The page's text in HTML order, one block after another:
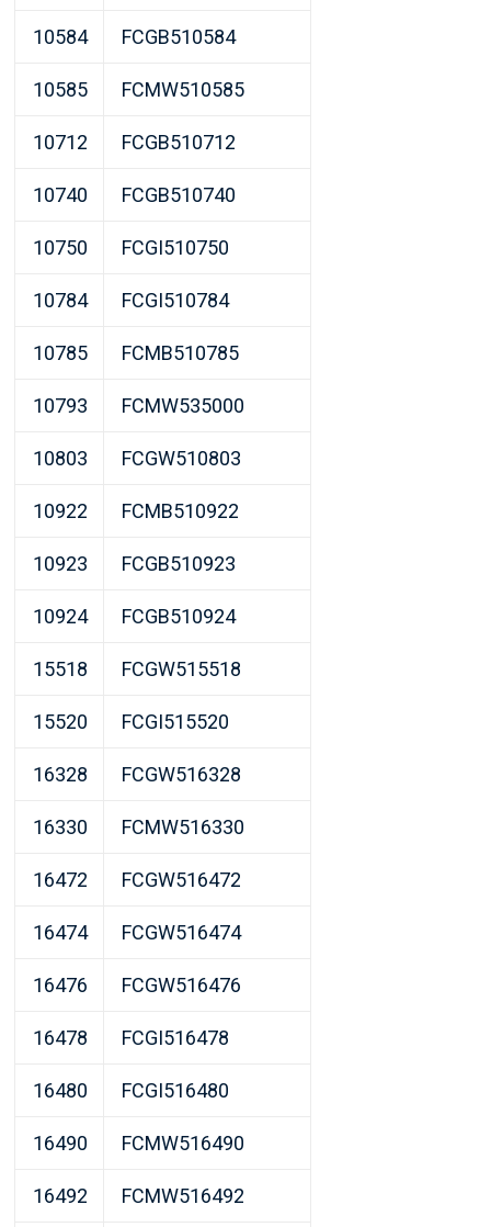
10584 FCGB510584
10585 FCMW510585
10712 FCGB510712
10740 FCGB510740
10750 FCGI510750
10784 FCGI510784
10785 FCMB510785
10793 FCMW535000
10803 FCGW510803
10922 FCMB510922
10923 FCGB510923
10924 FCGB510924
15518 FCGW515518
15520 FCGI515520
16328 FCGW516328
16330 FCMW516330
16472 FCGW516472
16474 FCGW516474
16476 FCGW516476
16478 FCGI516478
16480 FCGI516480
16490 FCMW516490
16492 FCMW516492